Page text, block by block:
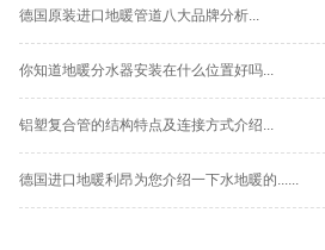
德国原装进口地暖管道八大品牌分析...
你知道地暖分水器安装在什么位置好吗...
铝塑复合管的结构特点及连接方式介绍...
德国进口地暖利昂为您介绍一下水地暖的......